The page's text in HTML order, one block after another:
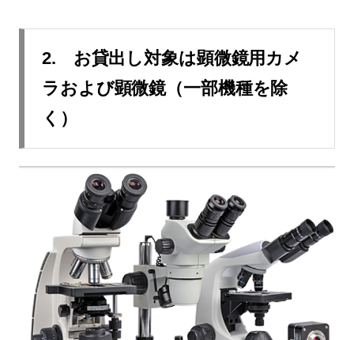
2. お貸出し対象は顕微鏡用カメ
ラおよび顕微鏡（一部機種を除
く）